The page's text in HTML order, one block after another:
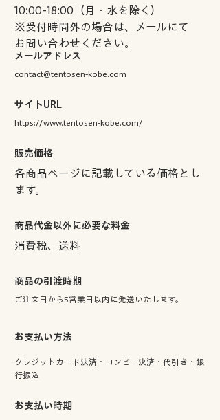
​10:00-18:00（月・水を除く）
​※受付時間外の場合は、メールにて
お問い合わせください。
メールアドレス
contact@tentosen-kobe.com
サイトURL
https://www.tentosen-kobe.com/
販売価格
各商品ページに記載している価格とし
ます。
商品代金以外に必要な料金
消費税、送料
商品の引渡時期
ご注文日から5営業日以内に発送いたします。
お支払い方法
クレジットカード決済・コンビニ決済・代引き・銀
行振込
​お支払い時期